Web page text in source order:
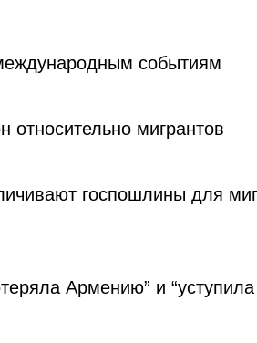
событиям
относительно мигрантов
госпошлины для
Армению” и “уступила